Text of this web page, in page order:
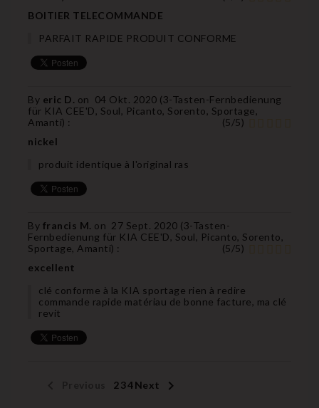
BOITIER TELECOMMANDE
PARFAIT RAPIDE PRODUIT CONFORME
By eric D. on 04 Okt. 2020 (3-Tasten-Fernbedienung
für KIA CEE'D, Soul, Picanto, Sorento, Sportage,
Amanti) : (5/5)
nickel
produit identique à l'original ras
By francis M. on 27 Sept. 2020 (3-Tasten-
Fernbedienung für KIA CEE'D, Soul, Picanto, Sorento,
Sportage, Amanti) : (5/5)
excellent
clé conforme à la KIA sportage rien à redire
commande rapide matériau de bonne facture, ma clé
revit
234Next 